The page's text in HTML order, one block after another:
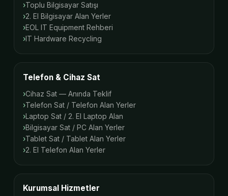
Toplu Bilgisayar Satışı
2. El Bilgisayar Alan Yerler
EOL IT Equipment Rehberi
IT Hardware Recycling
Telefon & Cihaz Sat
Cihaz Sat — Anında Teklif
Telefon Sat / Telefon Alan Yerler
Laptop Sat / 2. El Laptop Alan
Bilgisayar Sat / PC Alan Yerler
Tablet Sat / Tablet Alan Yerler
2. El Telefon Alan Yerler
Kurumsal Hizmetler